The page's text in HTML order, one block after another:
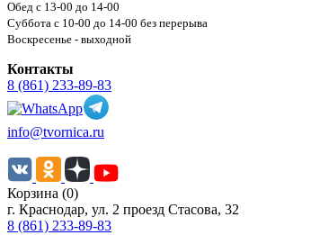
Обед с 13-00 до 14-00
Суббота с 10-00 до 14-00 без перерыва
Воскресенье - выходной
Контакты
8 (861) 233-89-83
info@tvornica.ru
Корзина (0)
г. Краснодар, ул. 2 проезд Стасова, 32
8 (861) 233-89-83